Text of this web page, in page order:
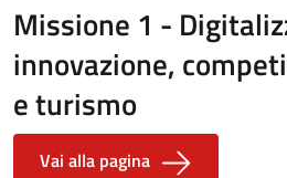
Missione 1 -
innovazione,
e turismo
Vai alla pagina